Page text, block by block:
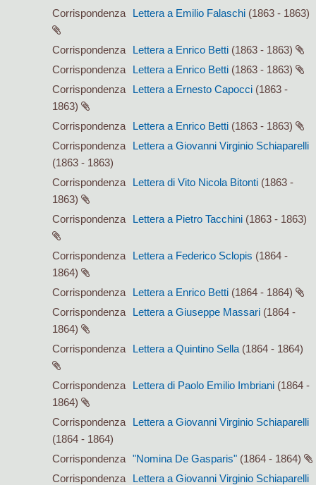
Corrispondenza
Lettera a Emilio Falaschi (1863 - 1863)
Corrispondenza Lettera a Enrico Betti (1863 - 1863)
Corrispondenza
Lettera a Enrico Betti (1863 - 1863)
Corrispondenza
Lettera a Ernesto Capocci (1863 -
1863)
Corrispondenza
Lettera a Enrico Betti (1863 - 1863)
Corrispondenza
Lettera a Giovanni Virginio Schiaparelli
(1863 - 1863)
Corrispondenza
Lettera di Vito Nicola Bitonti (1863 -
1863)
Corrispondenza
Lettera a Pietro Tacchini (1863 - 1863)
Corrispondenza Lettera a Federico Sclopis (1864 -
1864)
Corrispondenza
Lettera a Enrico Betti (1864 - 1864)
Corrispondenza
Lettera a Giuseppe Massari (1864 -
1864)
Corrispondenza
Lettera a Quintino Sella (1864 - 1864)
Corrispondenza Lettera di Paolo Emilio Imbriani (1864 -
1864)
Corrispondenza
Lettera a Giovanni Virginio Schiaparelli
(1864 - 1864)
Corrispondenza
"Nomina De Gasparis" (1864 - 1864)
Corrispondenza
Lettera a Giovanni Virginio Schiaparelli